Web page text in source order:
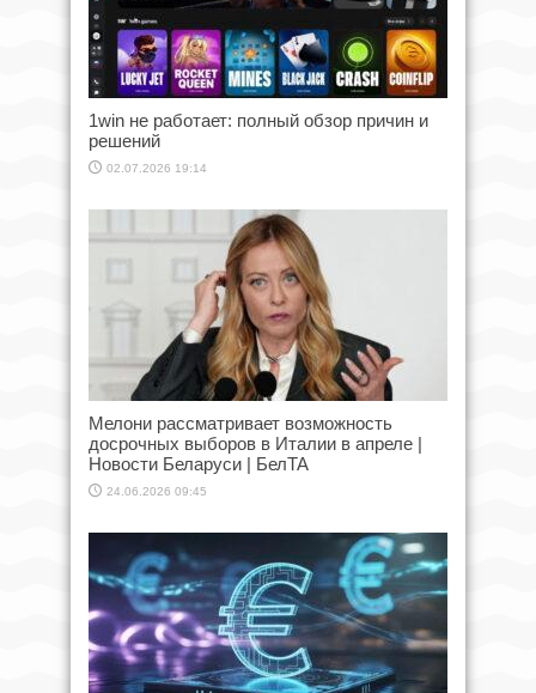
1win не работает: полный обзор причин и
решений
02.07.2026 19:14
Мелони рассматривает возможность
досрочных выборов в Италии в апреле |
Новости Беларуси | БелТА
24.06.2026 09:45